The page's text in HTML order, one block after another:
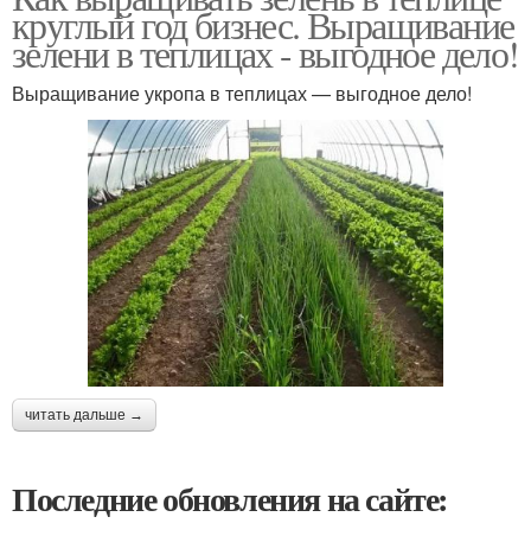
круглый год бизнес. Выращивание
зелени в теплицах - выгодное дело!
Выращивание укропа в теплицах — выгодное дело!
читать дальше →
Последние обновления на сайте: